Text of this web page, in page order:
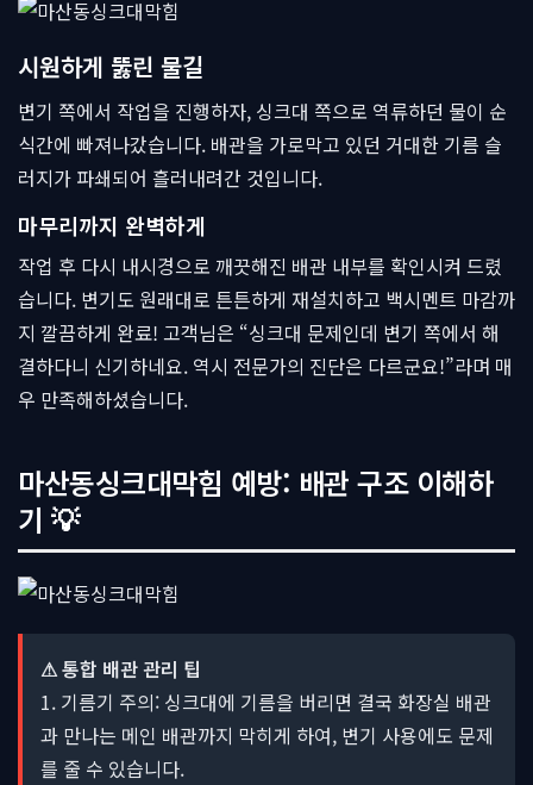
시원하게 뚫린 물길
변기 쪽에서 작업을 진행하자, 싱크대 쪽으로 역류하던 물이 순
식간에 빠져나갔습니다. 배관을 가로막고 있던 거대한 기름 슬
러지가 파쇄되어 흘러내려간 것입니다.
마무리까지 완벽하게
작업 후 다시 내시경으로 깨끗해진 배관 내부를 확인시켜 드렸
습니다. 변기도 원래대로 튼튼하게 재설치하고 백시멘트 마감까
지 깔끔하게 완료! 고객님은 “싱크대 문제인데 변기 쪽에서 해
결하다니 신기하네요. 역시 전문가의 진단은 다르군요!”라며 매
우 만족해하셨습니다.
마산동싱크대막힘 예방: 배관 구조 이해하
기 💡
⚠ 통합 배관 관리 팁
1. 기름기 주의: 싱크대에 기름을 버리면 결국 화장실 배관
과 만나는 메인 배관까지 막히게 하여, 변기 사용에도 문제
를 줄 수 있습니다.